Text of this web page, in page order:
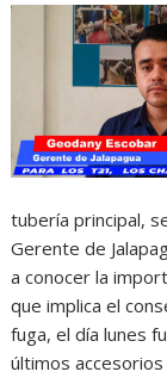
tubería principal,
Gerente de
a conocer la
que implica el
fuga, el día lunes
últimos